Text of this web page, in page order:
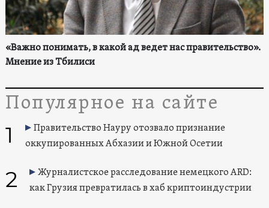
«Важно понимать, в какой ад ведет нас правительство».
Мнение из Тбилиси
Популярное на сайте
1
Правительство Науру отозвало признание
оккупированных Абхазии и Южной Осетии
2
Журналистское расследование немецкого ARD:
как Грузия превратилась в хаб криптоиндустрии